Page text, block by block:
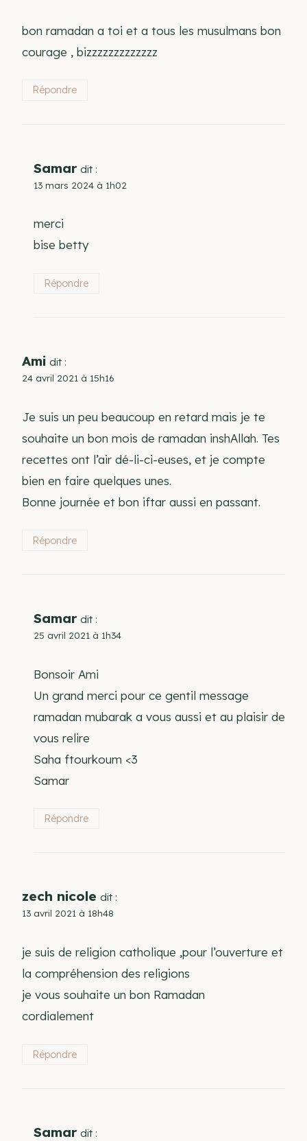
bon ramadan a toi et a tous les musulmans bon
courage , bizzzzzzzzzzzzz
Répondre
Samar dit :
13 mars 2024 à 1h02
merci
bise betty
Répondre
Ami dit :
24 avril 2021 à 15h16
Je suis un peu beaucoup en retard mais je te
souhaite un bon mois de ramadan inshAllah. Tes
recettes ont l’air dé-li-ci-euses, et je compte
bien en faire quelques unes.
Bonne journée et bon iftar aussi en passant.
Répondre
Samar dit :
25 avril 2021 à 1h34
Bonsoir Ami
Un grand merci pour ce gentil message
ramadan mubarak a vous aussi et au plaisir de
vous relire
Saha ftourkoum <3
Samar
Répondre
zech nicole dit :
13 avril 2021 à 18h48
je suis de religion catholique ,pour l’ouverture et
la compréhension des religions
je vous souhaite un bon Ramadan
cordialement
Répondre
Samar dit :